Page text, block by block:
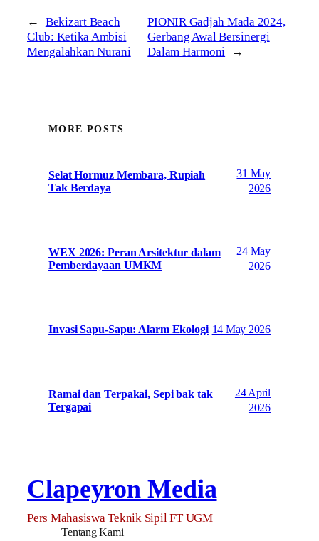
←
Bekizart Beach
Club: Ketika Ambisi
Mengalahkan Nurani
PIONIR Gadjah Mada 2024,
Gerbang Awal Bersinergi
Dalam Harmoni
→
MORE POSTS
Selat Hormuz Membara, Rupiah
Tak Berdaya
31 May
2026
WEX 2026: Peran Arsitektur dalam
Pemberdayaan UMKM
24 May
2026
Invasi Sapu-Sapu: Alarm Ekologi 14 May 2026
Ramai dan Terpakai, Sepi bak tak
Tergapai
24 April
2026
Clapeyron Media
Pers Mahasiswa Teknik Sipil FT UGM
Tentang Kami